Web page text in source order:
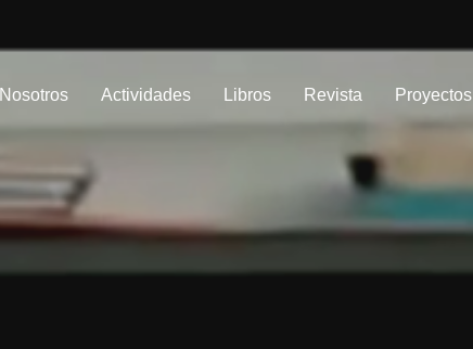
Nosotros Actividades Libros Revista Proyectos